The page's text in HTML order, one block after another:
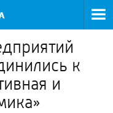
к
и